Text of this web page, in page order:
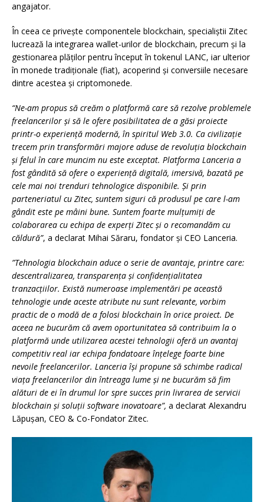
angajator.
În ceea ce privește componentele blockchain, specialiștii Zitec
lucrează la integrarea wallet-urilor de blockchain, precum și la
gestionarea plăților pentru început în tokenul LANC, iar ulterior
în monede tradiționale (fiat), acoperind și conversiile necesare
dintre acestea și criptomonede.
“Ne-am propus să creăm o platformă care să rezolve problemele
freelancerilor și să le ofere posibilitatea de a găsi proiecte
printr-o experiență modernă, în spiritul Web 3.0. Ca civilizație
trecem prin transformări majore aduse de revoluția blockchain
și felul în care muncim nu este exceptat. Platforma Lanceria a
fost gândită să ofere o experiență digitală, imersivă, bazată pe
cele mai noi trenduri tehnologice disponibile. Și prin
parteneriatul cu Zitec, suntem siguri că produsul pe care l-am
gândit este pe mâini bune. Suntem foarte mulțumiți de
colaborarea cu echipa de experți Zitec și o recomandăm cu
căldură”, a declarat Mihai Săraru, fondator și CEO Lanceria.
”Tehnologia blockchain aduce o serie de avantaje, printre care:
descentralizarea, transparența și confidențialitatea
tranzacțiilor. Există numeroase implementări pe această
tehnologie unde aceste atribute nu sunt relevante, vorbim
practic de o modă de a folosi blockchain în orice proiect. De
aceea ne bucurăm că avem oportunitatea să contribuim la o
platformă unde utilizarea acestei tehnologii oferă un avantaj
competitiv real iar echipa fondatoare înțelege foarte bine
nevoile freelancerilor. Lanceria își propune să schimbe radical
viața freelancerilor din întreaga lume și ne bucurăm să fim
alături de ei în drumul lor spre succes prin livrarea de servicii
blockchain și soluții software inovatoare”, a declarat Alexandru
Lăpușan, CEO & Co-Fondator Zitec.